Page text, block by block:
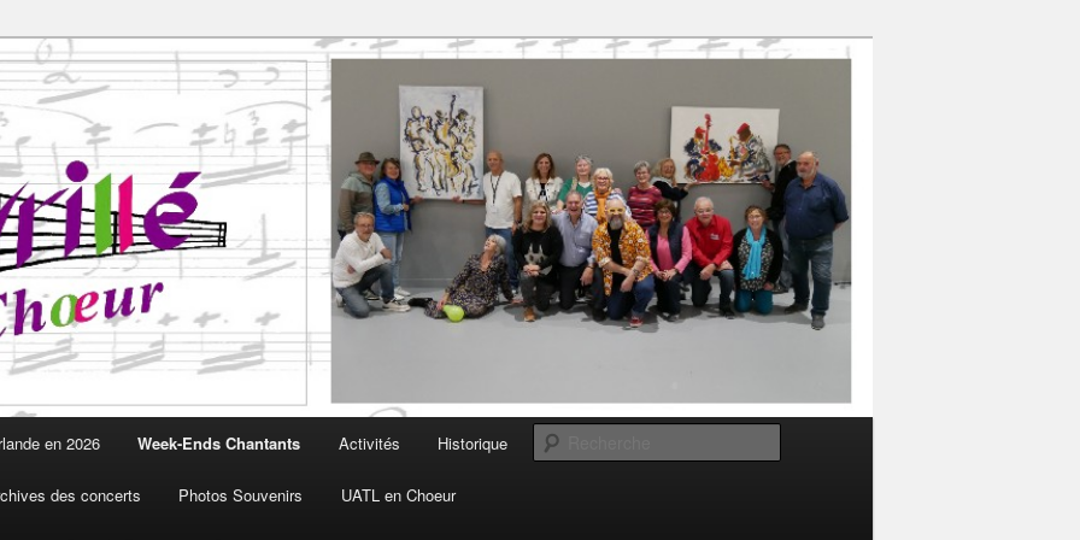
est fait pour vous
en 2026 Week-Ends Chantants Activités Historique
des concerts Photos Souvenirs UATL en Choeur